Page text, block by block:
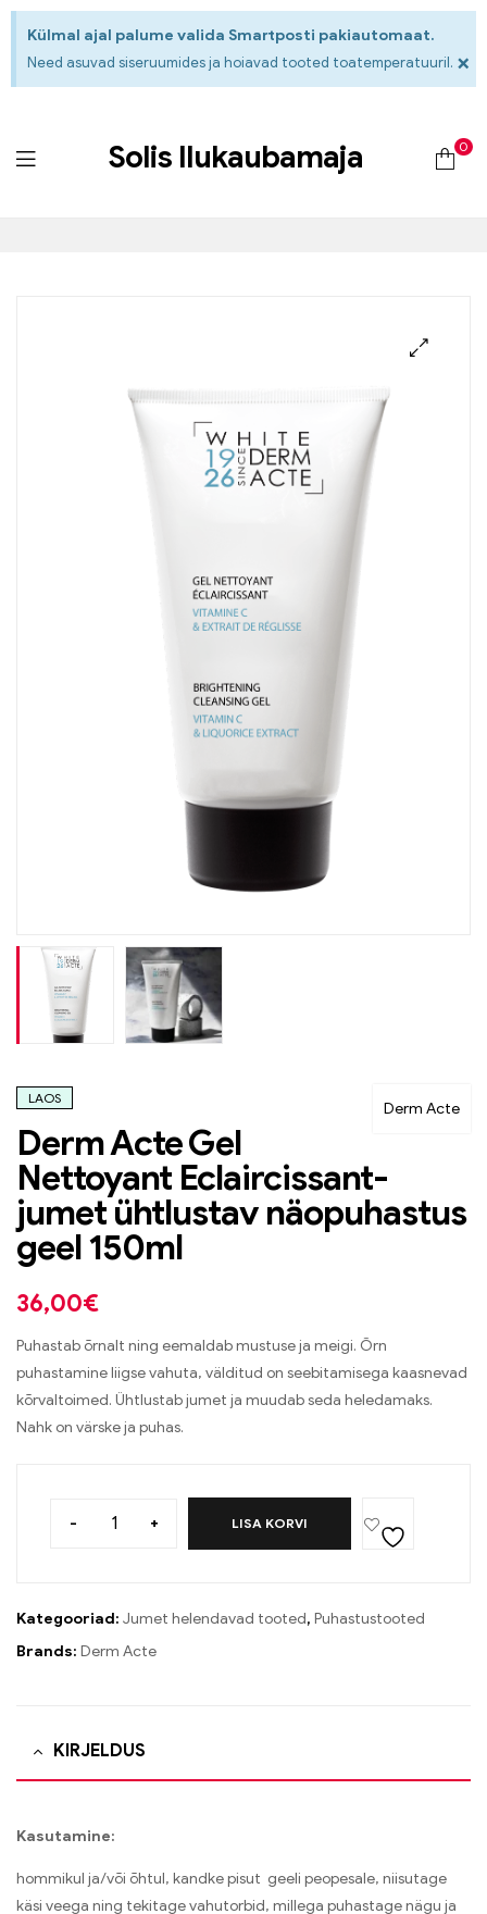
Külmal ajal palume valida Smartposti pakiautomaat.
Need asuvad siseruumides ja hoiavad tooted toatemperatuuril. ×
Solis Ilukaubamaja 0
Derm Acte
LAOS
Derm Acte Gel
Nettoyant Eclaircissant-
jumet ühtlustav näopuhastus
geel 150ml
36,00€
Puhastab õrnalt ning eemaldab mustuse ja meigi. Õrn
puhastamine liigse vahuta, välditud on seebitamisega kaasnevad
kõrvaltoimed. Ühtlustab jumet ja muudab seda heledamaks.
Nahk on värske ja puhas.
- + LISA KORVI
Kategooriad: Jumet helendavad tooted, Puhastustooted
Brands: Derm Acte
KIRJELDUS
Kasutamine:
hommikul ja/või õhtul, kandke pisut geeli peopesale, niisutage
käsi veega ning tekitage vahutorbid, millega puhastage nägu ja